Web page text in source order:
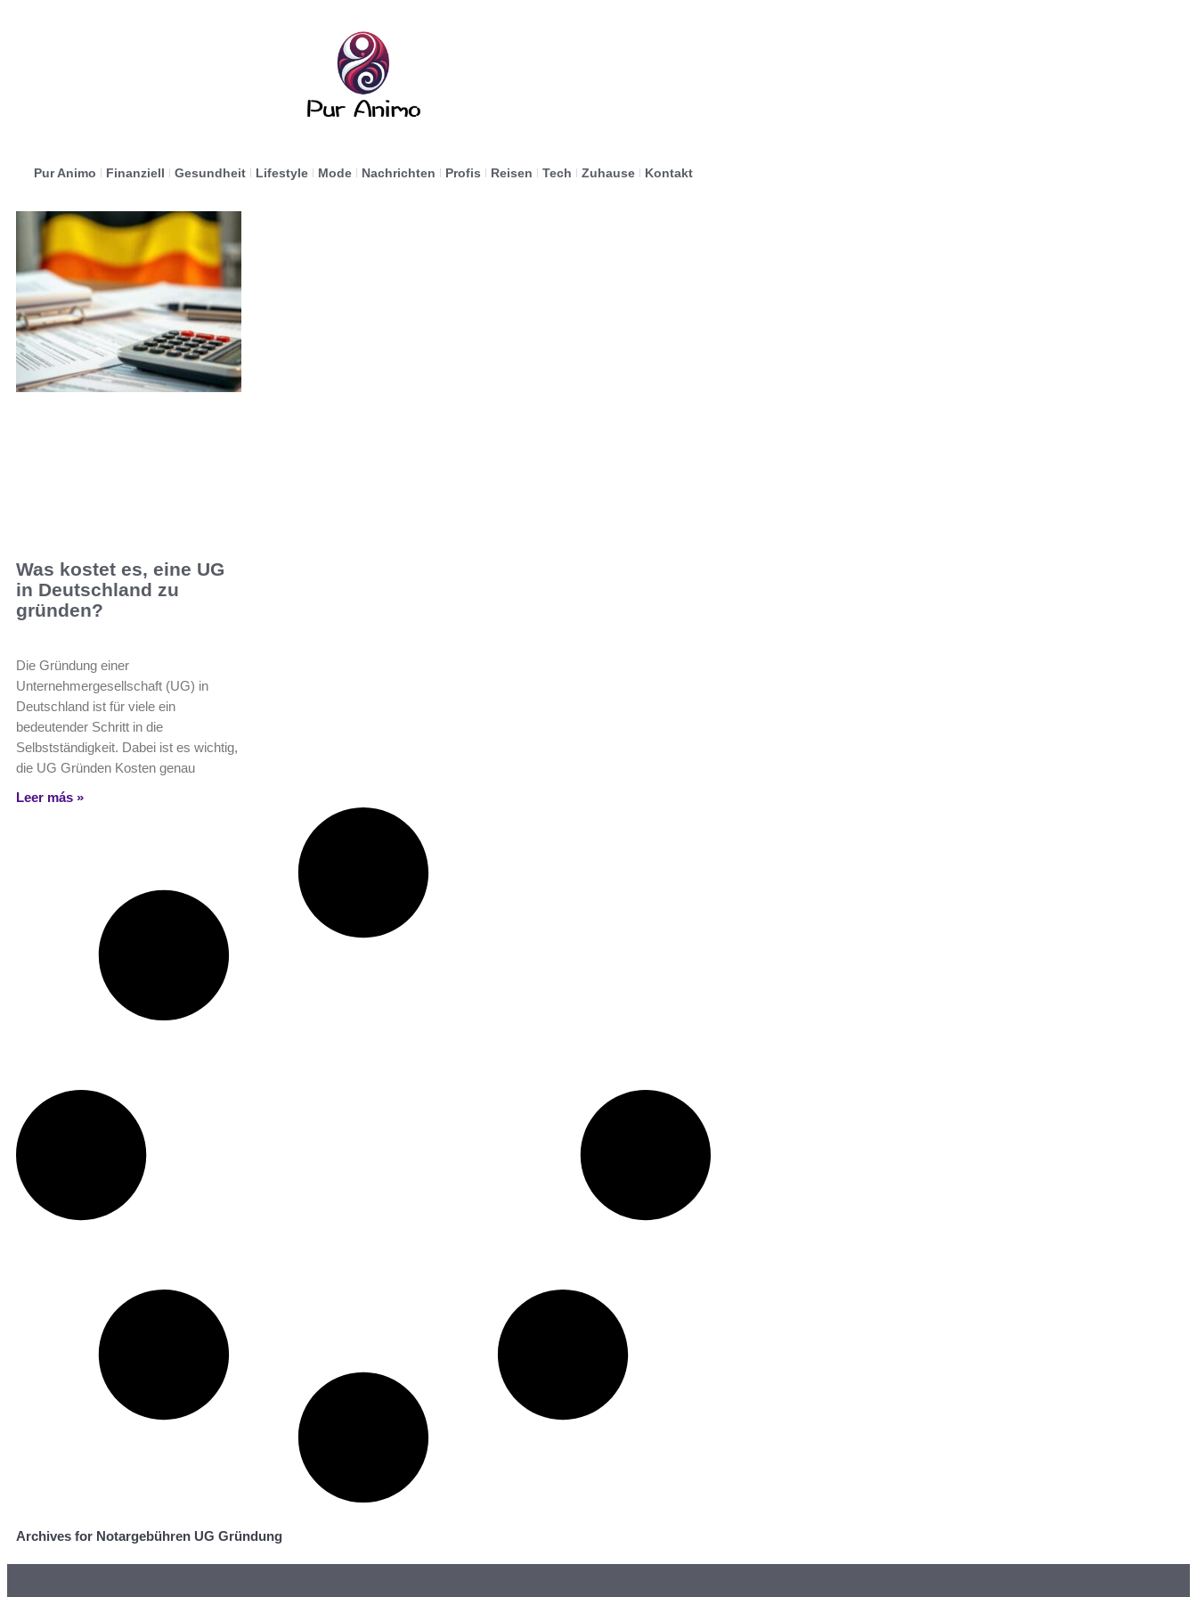
Pur Animo Finanziell Gesundheit Lifestyle Mode Nachrichten Profis Reisen Tech Zuhause Kontakt
Was kostet es, eine UG
in Deutschland zu
gründen?
Die Gründung einer
Unternehmergesellschaft (UG) in
Deutschland ist für viele ein
bedeutender Schritt in die
Selbstständigkeit. Dabei ist es wichtig,
die UG Gründen Kosten genau
Leer más »
Archives for Notargebühren UG Gründung